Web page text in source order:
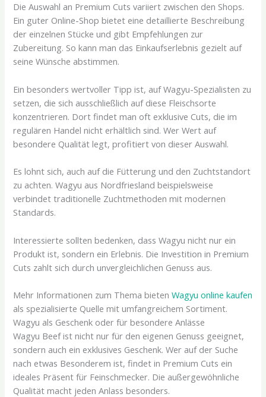
Die Auswahl an Premium Cuts variiert zwischen den Shops.
Ein guter Online-Shop bietet eine detaillierte Beschreibung
der einzelnen Stücke und gibt Empfehlungen zur
Zubereitung. So kann man das Einkaufserlebnis gezielt auf
seine Wünsche abstimmen.
Ein besonders wertvoller Tipp ist, auf Wagyu-Spezialisten zu
setzen, die sich ausschließlich auf diese Fleischsorte
konzentrieren. Dort findet man oft exklusive Cuts, die im
regulären Handel nicht erhältlich sind. Wer Wert auf
besondere Qualität legt, profitiert von dieser Auswahl.
Es lohnt sich, auch auf die Fütterung und den Zuchtstandort
zu achten. Wagyu aus Nordfriesland beispielsweise
verbindet traditionelle Zuchtmethoden mit modernen
Standards.
Interessierte sollten bedenken, dass Wagyu nicht nur ein
Produkt ist, sondern ein Erlebnis. Die Investition in Premium
Cuts zahlt sich durch unvergleichlichen Genuss aus.
Mehr Informationen zum Thema bietenWagyu online kaufen
als spezialisierte Quelle mit umfangreichem Sortiment.
Wagyu als Geschenk oder für besondere Anlässe
Wagyu Beef ist nicht nur für den eigenen Genuss geeignet,
sondern auch ein exklusives Geschenk. Wer auf der Suche
nach etwas Besonderem ist, findet in Premium Cuts ein
ideales Präsent für Feinschmecker. Die außergewöhnliche
Qualität macht jeden Anlass besonders.